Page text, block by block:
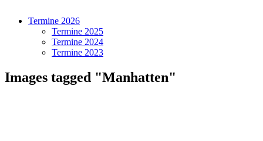
Termine 2026
Termine 2025
Termine 2024
Termine 2023
Images tagged "Manhatten"